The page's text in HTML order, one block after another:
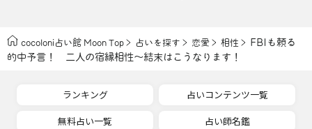
cocoloni占い館 Moon Top 占いを探す 恋愛 相性
FBIも頼る
的中予言！ 二人の宿縁相性〜結末はこうなります！
ランキング
占いコンテンツ一覧
無料占い一覧
占い師名鑑